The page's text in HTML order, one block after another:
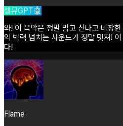
셀뮤GPT🤖
와! 이 음악은 정말 밝고 신나고 비장한
의 박력 넘치는 사운드가 정말 멋져! 이
다!
Flame